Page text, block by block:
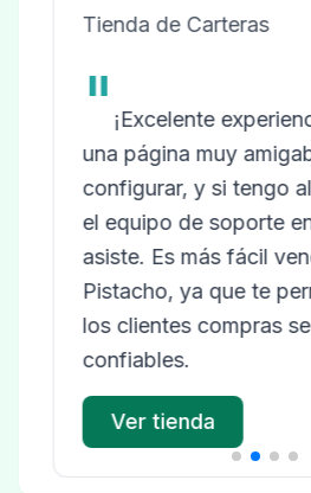
Tienda de Carteras
" ¡Excelente
una página muy
configurar, y si tengo
el equipo de soporte
asiste. Es más fácil
Pistacho, ya que te
los clientes compras
confiables.
Ver tienda